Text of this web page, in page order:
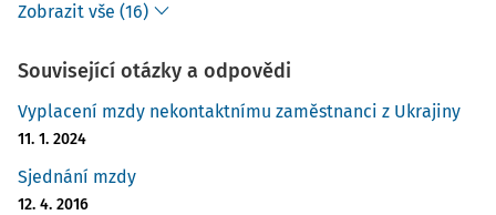
Zobrazit vše (16)
Související otázky a odpovědi
Vyplacení mzdy nekontaktnímu zaměstnanci z Ukrajiny
11. 1. 2024
Sjednání mzdy
12. 4. 2016